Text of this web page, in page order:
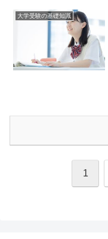
大学受験の基礎知識
1